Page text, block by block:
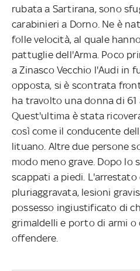
rubata a Sartirana, sono
carabinieri a Dorno. Ne è
folle velocità, al quale
pattuglie dell'Arma. Poco
a Zinasco Vecchio l'Audi in
opposta, si è scontrata
ha travolto una donna di 61
Quest'ultima è stata
così come il conducente
lituano. Altre due persone
modo meno grave. Dopo lo
scappati a piedi.
pluriaggravata, lesioni
possesso ingiustificato di
grimaldelli e porto di armi
offendere.